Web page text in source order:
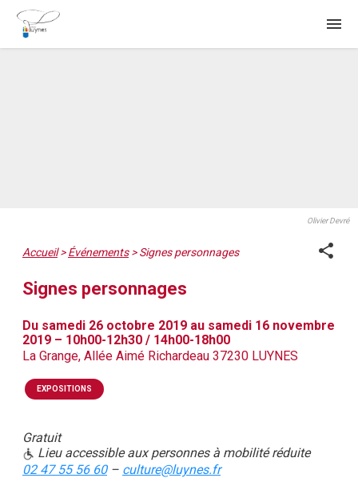
menu
Olivier Devré
Accueil>Événements>Signes personnages share
Signes personnages
Du samedi 26 octobre 2019 au samedi 16 novembre
2019 – 10h00-12h30 / 14h00-18h00
La Grange, Allée Aimé Richardeau 37230 LUYNES
EXPOSITIONS
Gratuit
Lieu accessible aux personnes à mobilité réduite
02 47 55 56 60– culture@luynes.fr